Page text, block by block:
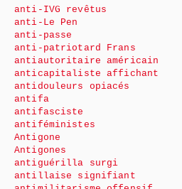
anti-IVG revêtus
anti-Le Pen
anti-passe
anti-patriotard Frans
antiautoritaire américain
anticapitaliste affichant
antidouleurs opiacés
antifa
antifasciste
antiféministes
Antigone
Antigones
antiguérilla surgi
antillaise signifiant